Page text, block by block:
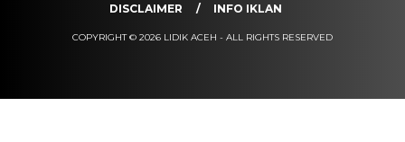
DISCLAIMER
INFO IKLAN
COPYRIGHT © 2026 LIDIK ACEH - ALL RIGHTS RESERVED